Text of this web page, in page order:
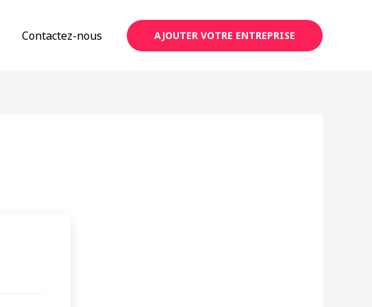
Contactez-nous AJOUTER VOTRE ENTREPRISE